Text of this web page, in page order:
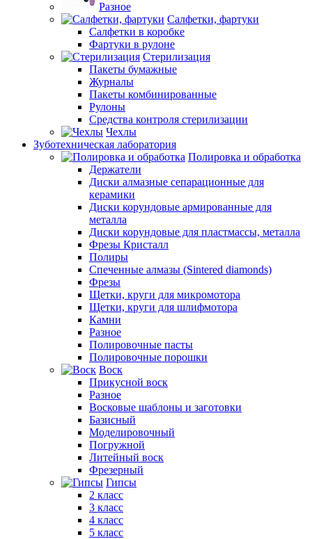
Разное
Салфетки, фартуки
Салфетки в коробке
Фартуки в рулоне
Стерилизация
Пакеты бумажные
Журналы
Пакеты комбинированные
Рулоны
Средства контроля стерилизации
Чехлы
Зуботехническая лаборатория
Полировка и обработка
Держатели
Диски алмазные сепарационные для
керамики
Диски корундовые армированные для
металла
Диски корундовые для пластмассы, металла
Фрезы Кристалл
Полиры
Спеченные алмазы (Sintered diamonds)
Фрезы
Щетки, круги для микромотора
Щетки, круги для шлифмотора
Камни
Разное
Полировочные пасты
Полировочные порошки
Воск
Прикусной воск
Разное
Восковые шаблоны и заготовки
Базисный
Моделировочный
Погружной
Литейный воск
Фрезерный
Гипсы
2 класс
3 класс
4 класс
5 класс